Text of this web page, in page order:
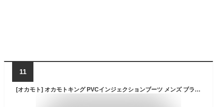
11
[オカモト] オカモトキング PVCインジェクションブーツ メンズ ブラック 27 cm